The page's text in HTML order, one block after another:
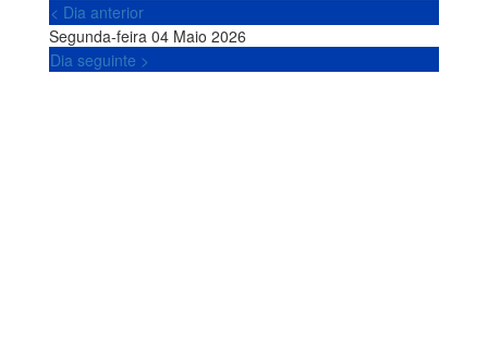
< Dia anterior
Segunda-feira 04 Maio 2026
Dia seguinte >